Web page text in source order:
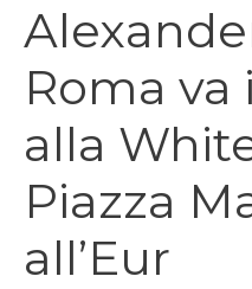
Roma
alla
Piazza
all’Eur